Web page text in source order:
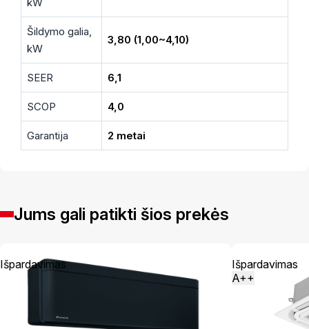
Šildymo galia,
kW
3,80 (1,00~4,10)
SEER 6,1
SCOP 4,0
Garantija 2 metai
Jums gali patikti šios prekės
Išpardavimas
Išpardavimas
A++